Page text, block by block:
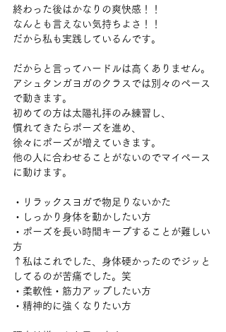
終わった後はかなりの爽快感！！
なんとも言えない気持ちよさ！！
だから私も実践しているんです。
だからと言ってハードルは高くありません。
アシュタンガヨガのクラスでは別々のペース
で動きます。
初めての方は太陽礼拝のみ練習し、
慣れてきたらポーズを進め、
徐々にポーズが増えていきます。
他の人に合わせることがないのでマイペース
に動けます。
・リラックスヨガで物足りないかた
・しっかり身体を動かしたい方
・ポーズを長い時間キープすることが難しい
方
↑私はこれでした、身体硬かったのでジッと
してるのが苦痛でした。笑
・柔軟性・筋力アップしたい方
・精神的に強くなりたい方